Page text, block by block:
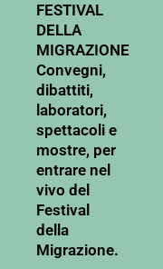
FESTIVAL
DELLA
MIGRAZIONE
Convegni,
dibattiti,
laboratori,
spettacoli e
mostre, per
entrare nel
vivo del
Festival
della
Migrazione.